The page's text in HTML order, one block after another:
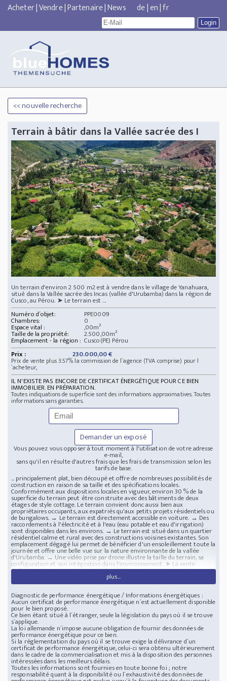
Acheter|Vendre|Partenaire|News de|en|fr
<< nouvelle recherche
Terrain à bâtir dans la Vallée sacrée des I
Un terrain d'environ 2 500 m2 est à vendre dans le village de Yanahuara,
situé dans la Vallée sacrée des Incas (vallée d'Urubamba) dans la région de
Cusco, au Pérou. ➤ Le terrain est ...
Numéro d´objet:
PPE0009
Chambres: 0
Espace vital : ,00m²
Taille de la propriété: 2.500,00m²
Emplacement - la région : Cusco(PE) Pérou
Prix :
230.000,00 €
Prix de vente plus 3.57% la commission de l´agence (TVA comprise) pour l
´acheteur,
IL N'EXISTE PAS ENCORE DE CERTIFICAT ÉNERGÉTIQUE POUR CE BIEN
IMMOBILIER. EN PRÉPARATION.
Toutes indiquations de superficie sont des informations approximatives. Toutes
informations sans garanties.
Demander un exposé
Vous pouvez vous opposer à tout moment à l'utilisation de votre adresse
e-mail,
sans qu'il en résulte d'autres frais que les frais de transmission selon les
tarifs de base.
... principalement plat, bien découpé et offre de nombreuses possibilités de
construction en raison de sa taille et des spécifications locales.
Conformément aux dispositions locales en vigueur, environ 30 % de la
superficie du terrain peut être construite avec des bâtiments de deux
étages de style cottage. Le terrain convient donc aussi bien aux
propriétaires occupants, aux expatriés qu'aux petits projets résidentiels ou
de bungalows. → Le terrain est directement accessible en voiture. → Des
raccordements à l'électricité et à l'eau (eau potable et eau d'irrigation)
sont disponibles dans les environs. → Le terrain est situé dans un quartier
résidentiel calme et rural avec des constructions voisines existantes. Son
emplacement dégagé lui permet de bénéficier d'un ensoleillement toute la
journée et offre une belle vue sur la nature environnante de la vallée
d'Urubamba. → Une vidéo prise par drone illustre la taille du terrain, sa
configuration et son intégration dans l'environnement. ➤ La vente
s'effectue en tant que bien immobilier à l'étranger. Les documents
nécessaires peuvent être consultés sur place. Un accompagnement pour la
transaction d'achat sur place est possible. ➤ Le terrain est situé dans le
village de Yanahuara, dans la célèbre Vallée sacrée des Incas (vallée
d'Urubamba) dans la région de Cusco, l'une des régions les plus
pittoresques et les plus prisées du Pérou. → L'emplacement se caractérise
par un environnement calme et naturel, des terres agricoles et un paysage
montagneux impressionnant. En même temps, il est très bien relié aux
principaux lieux de la région : ✓ à environ 20 minutes en voiture
d'Ollantaytambo (gare avec liaison ferroviaire directe vers le Machu
Picchu) ✓ à environ 1 heure de Cusco (aéroport international,
infrastructures complètes) ✓ bonne accessibilité grâce à des routes bien
aménagées → La vallée d'Urubamba est particulièrement attractive pour
les expatriés, les propriétaires occupants et les investisseurs, car elle offre
un climat agréable et doux toute l'année, une qualité de vie élevée et une
combinaison unique de nature, de culture et de sécurité. → Les environs se
caractérisent par : - des zones résidentielles calmes - de vastes espaces
plus...
Diagnostic de performance énergétique / Informations énergétiques :
Aucun certificat de performance énergétique n´est actuellement disponible
pour le bien proposé.
Ce bien étant situé à l´étranger, seule la législation du pays où il se trouve
s´applique.
La loi allemande n´impose aucune obligation de fournir des données de
performance énergétique pour ce bien.
Si la réglementation du pays où il se trouve exige la délivrance d´un
certificat de performance énergétique, celui-ci sera obtenu ultérieurement
dans le cadre de la commercialisation et mis à la disposition des personnes
intéressées dans les meilleurs délais.
Toutes les informations sont fournies en toute bonne foi ; notre
responsabilité quant à la disponibilité ou l´exhaustivité des données de